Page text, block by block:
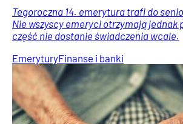
Tegoroczna 14. emerytura trafi do
Nie wszyscy emeryci otrzymają jednak
część nie dostanie świadczenia wcale.
EmeryturyFinanse i banki